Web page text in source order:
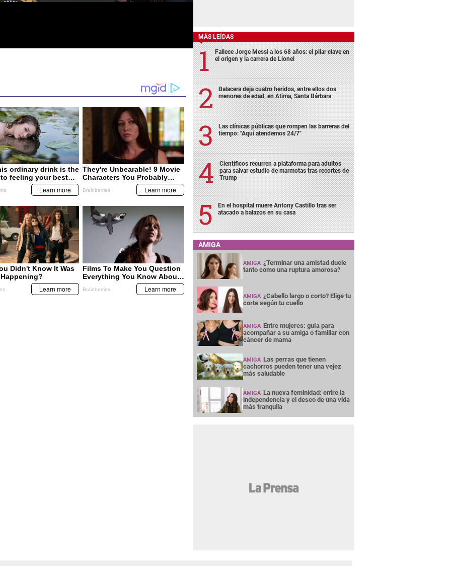
MÁS LEÍDAS
Fallece Jorge Messi a los 68 años: el pilar clave en
el origen y la carrera de Lionel
Balacera deja cuatro heridos, entre ellos dos
menores de edad, en Atima, Santa Bárbara
Las clínicas públicas que rompen las barreras del
tiempo: "Aquí atendemos 24/7"
Científicos recurren a plataforma para adultos
para salvar estudio de marmotas tras recortes de
Trump
En el hospital muere Antony Castillo tras ser
atacado a balazos en su casa
AMIGA
AMIGA ¿Terminar una amistad duele
tanto como una ruptura amorosa?
AMIGA ¿Cabello largo o corto? Elige tu
corte según tu cuello
AMIGA Entre mujeres: guía para
acompañar a su amiga o familiar con
cáncer de mama
AMIGA Las perras que tienen
cachorros pueden tener una vejez
más saludable
AMIGA La nueva feminidad: entre la
independencia y el deseo de una vida
más tranquila